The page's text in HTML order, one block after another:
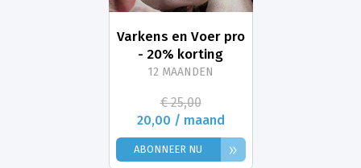
Varkens en Voer pro
- 20% korting
12 MAANDEN
€ 25,00
20,00 / maand
ABONNEER NU »